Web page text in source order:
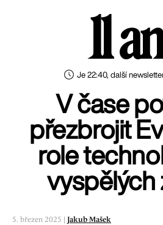
Je 22:40, další
11
V čase
přezbrojit
role
vyspělých
5. březen 2025 | Jakub Mašek